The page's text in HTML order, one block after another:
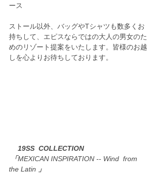
ース
ストール以外、バッグやTシャツも数多くお
持ちして、エピスならではの大人の男女のた
めのリゾート提案をいたします。皆様のお越
しを心よりお待ちしております。
19SS  COLLECTION
「MEXICAN INSPIRATION -- Wind  from
the Latin
」